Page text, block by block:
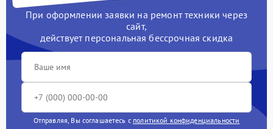
При оформлении заявки на ремонт техники через
сайт,
действует персональная бессрочная скидка
Отправляя, Вы соглашаетесь с политикой конфиденциальности